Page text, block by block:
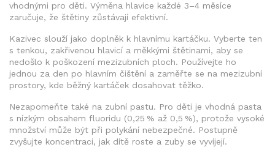
vhodnými pro děti. Výměna hlavice každé 3–4 měsíce
zaručuje, že štětiny zůstávají efektivní.
Kazivec slouží jako doplněk k hlavnímu kartáčku. Vyberte ten
s tenkou, zakřivenou hlavicí a měkkými štětinami, aby se
nedošlo k poškození mezizubních ploch. Používejte ho
jednou za den po hlavním čištění a zaměřte se na mezizubní
prostory, kde běžný kartáček dosahovat těžko.
Nezapomeňte také na zubní pastu. Pro děti je vhodná pasta
s nízkým obsahem fluoridu (0,25 % až 0,5 %), protože vysoké
množství může být při polykání nebezpečné. Postupně
zvyšujte koncentraci, jak dítě roste a zuby se vyvíjejí.